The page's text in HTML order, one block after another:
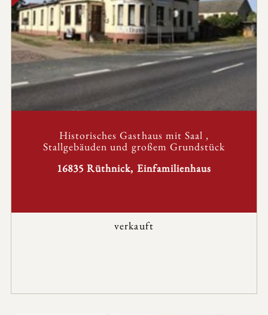
Historisches Gasthaus mit Saal ,
Stallgebäuden und großem Grundstück
16835 Rüthnick, Einfamilienhaus
verkauft